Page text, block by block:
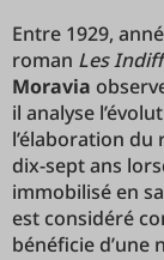
Entre 1929,
roman Les
Moravia
il analyse
l’élaboration du
dix-sept ans
immobilisé en
est considéré
bénéficie